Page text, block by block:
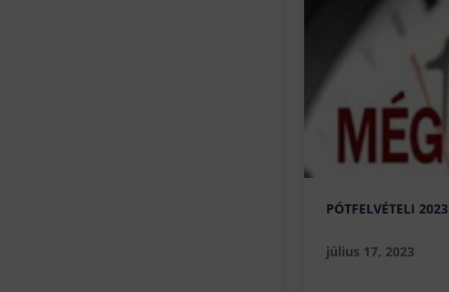
PÓTFELVÉTELI 2023
július 17, 2023